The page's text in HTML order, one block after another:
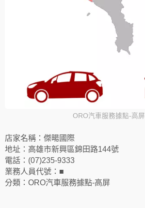
ORO汽車服務據點-高屏
店家名稱：傑暘國際
地址：高雄市新興區錦田路144號
電話：(07)235-9333
業務人員代號：■
分類：ORO汽車服務據點-高屏